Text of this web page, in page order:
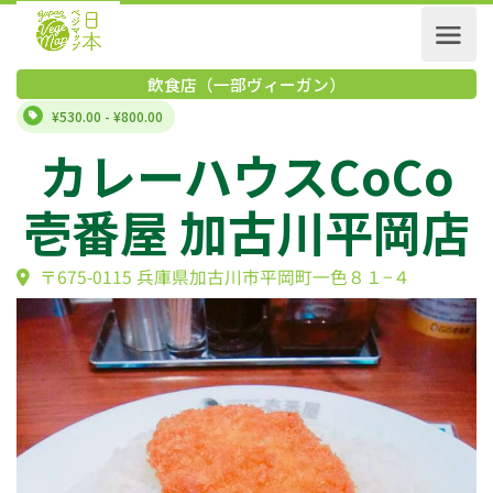
飲食店（一部ヴィーガン）
¥530.00 - ¥800.00
カレーハウスCoCo
壱番屋 加古川平岡
〒675-0115 兵庫県加古川市平岡町一色８１−４